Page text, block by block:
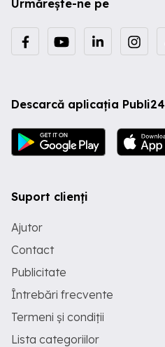
Urmărește-ne pe
Descarcă aplicația Publi24
Suport clienți
Ajutor
Contact
Publicitate
Întrebări frecvente
Termeni și condiții
Lista categoriilor